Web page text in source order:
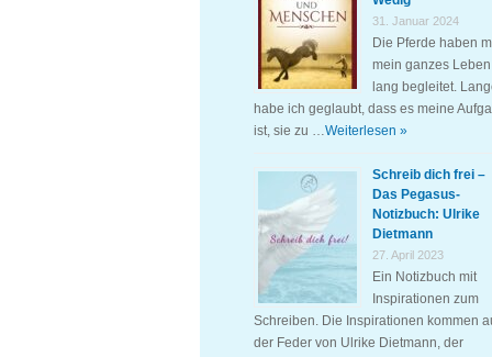
31. Januar 2024
Die Pferde haben
mein ganzes Leben
lang begleitet.
habe ich geglaubt, dass es meine
ist, sie zu …Weiterlesen »
Schreib dich frei –
Das Pegasus-
Notizbuch: Ulrike
Dietmann
27. April 2023
Ein Notizbuch mit
Inspirationen zum
Schreiben. Die Inspirationen kommen
der Feder von Ulrike Dietmann, der